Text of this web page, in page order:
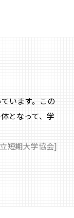
います。この
となって、学
短期大学協会]